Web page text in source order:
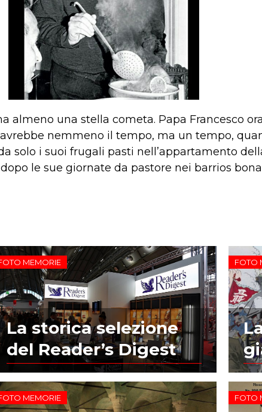
almeno una stella cometa. Papa Francesco
nemmeno il tempo, ma un tempo,
solo i suoi frugali pasti nell’appartamento
le sue giornate da pastore nei barrios
MEMORIE
La storica selezione
del Reader’s Digest
FOTO
MEMORIE FOTO